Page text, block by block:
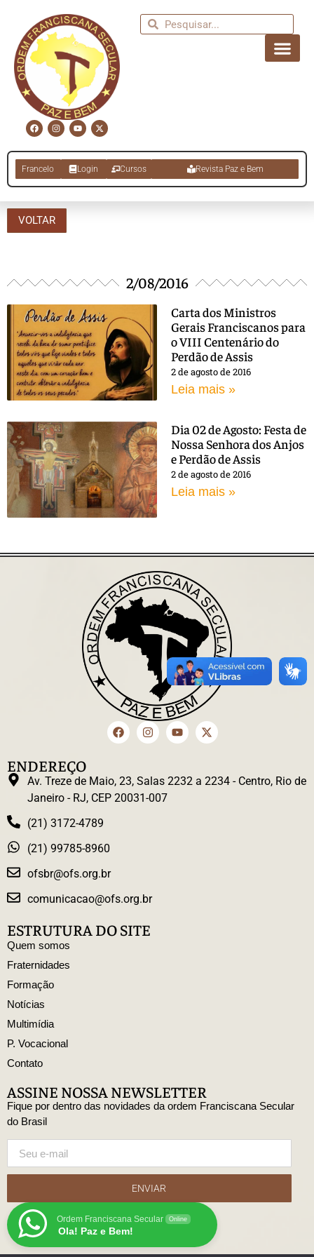
Francelo Login Cursos Revista Paz e Bem
VOLTAR
2/08/2016
Carta dos Ministros
Gerais Franciscanos para
o VIII Centenário do
Perdão de Assis
2 de agosto de 2016
Leia mais »
Dia 02 de Agosto: Festa de
Nossa Senhora dos Anjos
e Perdão de Assis
2 de agosto de 2016
Leia mais »
ENDEREÇO
Av. Treze de Maio, 23, Salas 2232 a 2234 - Centro, Rio de
Janeiro - RJ, CEP 20031-007
(21) 3172-4789
(21) 99785-8960
ofsbr@ofs.org.br
comunicacao@ofs.org.br
ESTRUTURA DO SITE
Quem somos
Fraternidades
Formação
Notícias
Multimídia
P. Vocacional
Contato
ASSINE NOSSA NEWSLETTER
Fique por dentro das novidades da ordem Franciscana Secular
do Brasil
ENVIAR
Ordem Franciscana Secular Online
Ola! Paz e Bem!